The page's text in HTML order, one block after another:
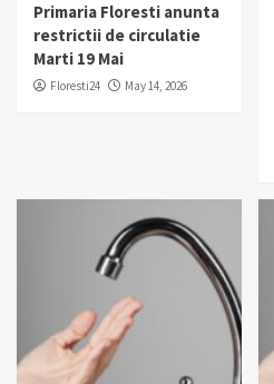
Primaria Floresti anunta
restrictii de circulatie
Marti 19 Mai
Floresti24 May 14, 2026